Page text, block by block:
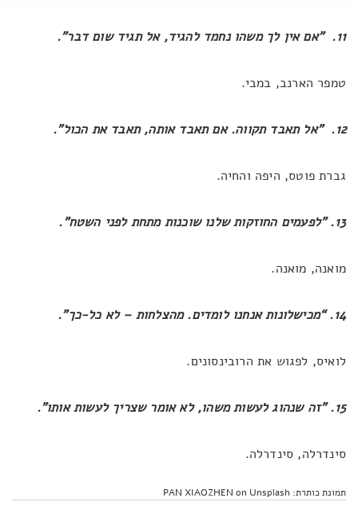
11. "אם אין לך משהו נחמד להגיד, אל תגיד שום דבר".
טמפר הארנב, במבי.
12. "אל תאבד תקווה. אם תאבד אותה, תאבד את הכול".
גברת פוטס, היפה והחיה.
13. "לפעמים החוזקות שלנו שוכנות מתחת לפני השטח".
מואנה, מואנה.
14. “ מכישלונות אנחנו לומדים. מהצלחות – לא כל-כך”
.
לואיס, לפגוש את הרובינסונים.
15. "זה שנהוג לעשות משהו, לא אומר שצריך לעשות אותו".
סינדרלה, סינדרלה.
תמונת כותרת: PAN XIAOZHEN on Unsplash